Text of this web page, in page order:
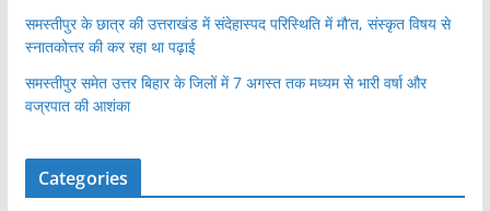
समस्तीपुर के छात्र की उत्तराखंड में संदेहास्पद परिस्थिति में मौ’त, संस्कृत विषय से
स्नातकोत्तर की कर रहा था पढ़ाई
समस्तीपुर समेत उत्तर बिहार के जिलों में 7 अगस्त तक मध्यम से भारी वर्षा और
वज्रपात की आशंका
Categories